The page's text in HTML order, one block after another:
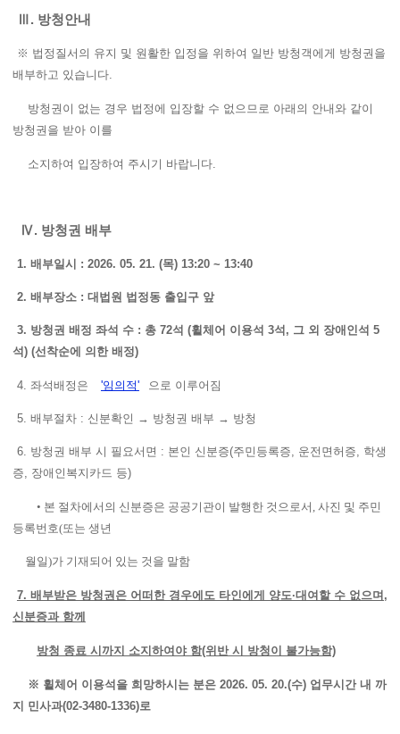
Ⅲ. 방청안내
※ 법정질서의 유지 및 원활한 입정을 위하여 일반 방청객에게 방청권을
배부하고 있습니다.
방청권이 없는 경우 법정에 입장할 수 없으므로 아래의 안내와 같이
방청권을 받아 이를
소지하여 입장하여 주시기 바랍니다.
Ⅳ. 방청권 배부
1. 배부일시 : 2026. 05. 21. (목) 13:20 ~ 13:40
2. 배부장소 : 대법원 법정동 출입구 앞
3. 방청권 배정 좌석 수 : 총 72석 (휠체어 이용석 3석, 그 외 장애인석 5
석) (선착순에 의한 배정)
4. 좌석배정은 '임의적' 으로 이루어짐
5. 배부절차 : 신분확인 → 방청권 배부 → 방청
6. 방청권 배부 시 필요서면 : 본인 신분증(주민등록증, 운전면허증, 학생
증, 장애인복지카드 등)
• 본 절차에서의 신분증은 공공기관이 발행한 것으로서, 사진 및 주민
등록번호(또는 생년
월일)가 기재되어 있는 것을 말함
7. 배부받은 방청권은 어떠한 경우에도 타인에게 양도·대여할 수 없으며,
신분증과 함께
방청 종료 시까지 소지하여야 함(위반 시 방청이 불가능함)
※ 휠체어 이용석을 희망하시는 분은 2026. 05. 20.(수) 업무시간 내 까
지 민사과(02-3480-1336)로